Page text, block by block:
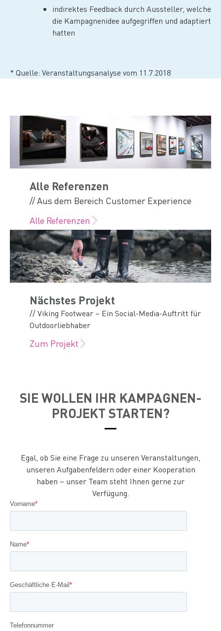
indirektes Feedback durch Aussteller, welche
die Kampagnenidee aufgegriffen und adaptiert
hatten
* Quelle: Veranstaltungsanalyse vom 11.7.2018
Alle Referenzen
// Aus dem Bereich Customer Experience
Alle Referenzen
Nächstes Projekt
// Viking Footwear – Ein Social-Media-Auftritt für
Outdoorliebhaber
Zum Projekt
SIE WOLLEN IHR KAMPAGNEN-
PROJEKT STARTEN?
Egal, ob Sie eine Frage zu unseren Veranstaltungen,
unseren Aufgabenfeldern oder einer Kooperation
haben – unser Team steht Ihnen gerne zur
Verfügung.